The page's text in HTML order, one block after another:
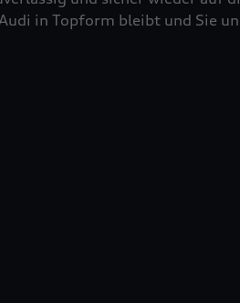
in Topform bleibt und Sie